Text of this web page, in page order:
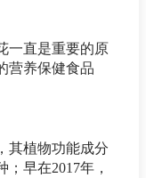
一直是重要的原
营养保健食品
其植物功能成分
早在2017年，